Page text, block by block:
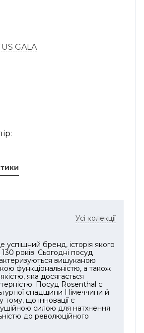
GALA
Усі колекції
успішний бренд, історія якого
років. Сьогодні посуд
вишуканою
функціональністю, а також
яка досягається
Посуд Rosenthal є
спадщини Німеччини й
що інновації є
силою для натхнення
до революційного